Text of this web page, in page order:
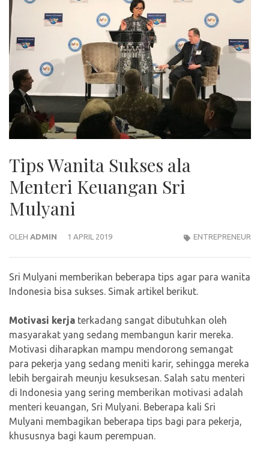
Tips Wanita Sukses ala
Menteri Keuangan Sri
Mulyani
OLEH ADMIN 1 APRIL 2019 ENTREPRENEUR
Sri Mulyani memberikan beberapa tips agar para wanita
Indonesia bisa sukses. Simak artikel berikut.
Motivasi kerja terkadang sangat dibutuhkan oleh
masyarakat yang sedang membangun karir mereka.
Motivasi diharapkan mampu mendorong semangat
para pekerja yang sedang meniti karir, sehingga mereka
lebih bergairah meunju kesuksesan. Salah satu menteri
di Indonesia yang sering memberikan motivasi adalah
menteri keuangan, Sri Mulyani. Beberapa kali Sri
Mulyani membagikan beberapa tips bagi para pekerja,
khususnya bagi kaum perempuan.